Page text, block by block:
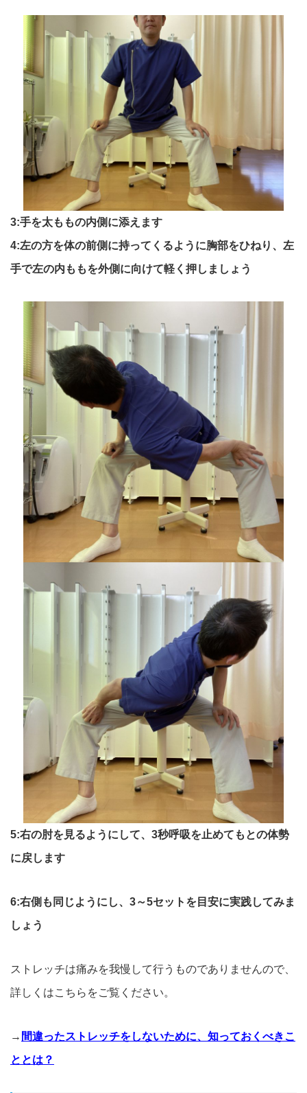
3:手を太ももの内側に添えます
4:左の方を体の前側に持ってくるように胸部をひねり、左
手で左の内ももを外側に向けて軽く押しましょう
5:右の肘を見るようにして、3秒呼吸を止めてもとの体勢
に戻します
6:右側も同じようにし、3～5セットを目安に実践してみま
しょう
ストレッチは痛みを我慢して行うものでありませんので、
詳しくはこちらをご覧ください。
→ 間違ったストレッチをしないために、知っておくべきこ
ととは？